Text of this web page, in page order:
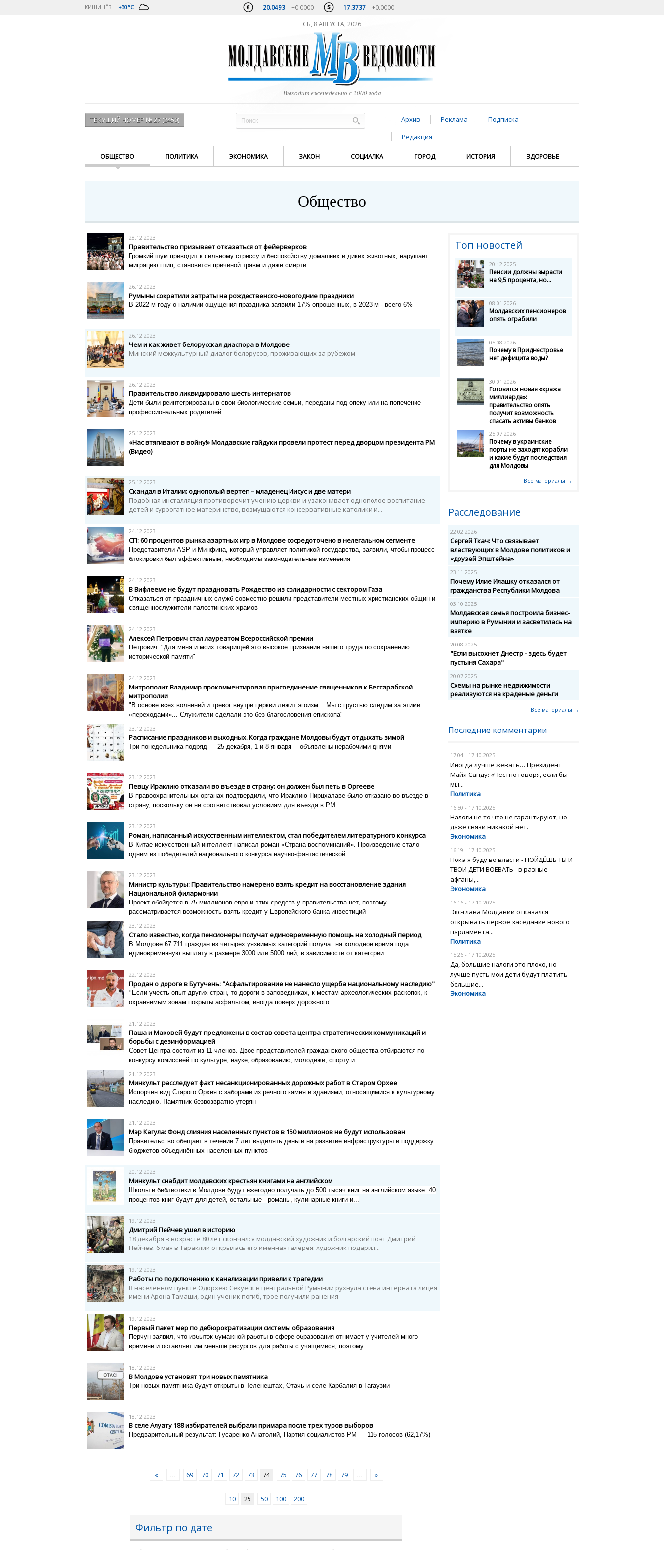
КИШИНЁВ +30°C 20.0493 +0.0000 17.3737 +0.0000
СБ, 8 АВГУСТА, 2026
Выходит еженедельно с 2000 года
ТЕКУЩИЙ НОМЕР № 27 (2450) Архив Реклама
Подписка
Редакция
ОБЩЕСТВО ПОЛИТИКА ЭКОНОМИКА ЗАКОН СОЦИАЛКА ГОРОД ИСТОРИЯ ЗДОРОВЬЕ
Общество
28.12.2023
Правительство призывает отказаться от фейерверков
Громкий шум приводит к сильному стрессу и беспокойству домашних и диких животных, нарушает
миграцию птиц, становится причиной травм и даже смерти
26.12.2023
Румыны сократили затраты на рождественско-новогодние праздники
В 2022-м году о наличии ощущения праздника заявили 17% опрошенных, в 2023-м - всего 6%
26.12.2023
Чем и как живет белорусская диаспора в Молдове
Минский межкультурный диалог белорусов, проживающих за рубежом
26.12.2023
Правительство ликвидировало шесть интернатов
Дети были реинтегрированы в свои биологические семьи, переданы под опеку или на попечение
профессиональных родителей
25.12.2023
«Нас втягивают в войну!» Молдавские гайдуки провели протест перед дворцом президента РМ
(Видео)
25.12.2023
Скандал в Италии: однополый вертеп – младенец Иисус и две матери
Подобная инсталляция противоречит учению церкви и узаконивает однополое воспитание
детей и суррогатное материнство, возмущаются консервативные католики и...
24.12.2023
СП: 60 процентов рынка азартных игр в Молдове сосредоточено в нелегальном сегменте
Представители ASP и Минфина, который управляет политикой государства, заявили, чтобы процесс
блокировки был эффективным, необходимы законодательные изменения
24.12.2023
В Вифлееме не будут праздновать Рождество из солидарности с сектором Газа
Отказаться от праздничных служб совместно решили представители местных христианских общин и
священнослужители палестинских храмов
24.12.2023
Алексей Петрович стал лауреатом Всероссийской премии
Петрович: "Для меня и моих товарищей это высокое признание нашего труда по сохранению
исторической памяти"
24.12.2023
Митрополит Владимир прокомментировал присоединение священников к Бессарабской
митрополии
"В основе всех волнений и тревог внутри церкви лежит эгоизм... Мы с грустью следим за этими
«переходами»... Служители сделали это без благословения епископа"
23.12.2023
Расписание праздников и выходных. Когда граждане Молдовы будут отдыхать зимой
Три понедельника подряд — 25 декабря, 1 и 8 января —объявлены нерабочими днями
23.12.2023
Певцу Ираклию отказали во въезде в страну: он должен был петь в Оргееве
В правоохранительных органах подтвердили, что Ираклию Пирцхалаве было отказано во въезде в
страну, поскольку он не соответствовал условиям для въезда в РМ
23.12.2023
Роман, написанный искусственным интеллектом, стал победителем литературного конкурса
В Китае искусственный интеллект написал роман «Страна воспоминаний». Произведение стало
одним из победителей национального конкурса научно-фантастической...
23.12.2023
Министр культуры: Правительство намерено взять кредит на восстановление здания
Национальной филармонии
Проект обойдется в 75 миллионов евро и этих средств у правительства нет, поэтому
рассматривается возможность взять кредит у Европейского банка инвестиций
23.12.2023
Стало известно, когда пенсионеры получат единовременную помощь на холодный период
В Молдове 67 711 граждан из четырех уязвимых категорий получат на холодное время года
единовременную выплату в размере 3000 или 5000 лей, в зависимости от категории
22.12.2023
Продан о дороге в Бутучень: "Асфальтирование не нанесло ущерба национальному наследию"
" Если учесть опыт других стран, то дороги в заповедниках, к местам археологических раскопок, к
охраняемым зонам покрыты асфальтом, иногда поверх дорожного...
21.12.2023
Паша и Маковей будут предложены в состав совета центра стратегических коммуникаций и
борьбы с дезинформацией
Совет Центра состоит из 11 членов. Двое представителей гражданского общества отбираются по
конкурсу комиссией по культуре, науке, образованию, молодежи, спорту и...
21.12.2023
Минкульт расследует факт несанкционированных дорожных работ в Старом Орхее
Испорчен вид Старого Орхея с заборами из речного камня и зданиями, относящимися к культурному
наследию. Памятник безвозвратно утерян
21.12.2023
Мэр Кагула: Фонд слияния населенных пунктов в 150 миллионов не будут использован
Правительство обещает в течение 7 лет выделять деньги на развитие инфраструктуры и поддержку
бюджетов объединённых населенных пунктов
20.12.2023
Минкульт снабдит молдавских крестьян книгами на английском
Школы и библиотеки в Молдове будут ежегодно получать до 500 тысяч книг на английском языке. 40
процентов книг будут для детей, остальные - романы, кулинарные книги и...
19.12.2023
Дмитрий Пейчев ушел в историю
18 декабря в возрасте 80 лет скончался молдавский художник и болгарский поэт Дмитрий
Пейчев. 6 мая в Тараклии открылась его именная галерея: художник подарил...
19.12.2023
Работы по подключению к канализации привели к трагедии
В населенном пункте Одорхею Секуеск в центральной Румынии рухнула стена интерната лицея
имени Арона Тамаши, один ученик погиб, трое получили ранения
19.12.2023
Первый пакет мер по дебюрократизации системы образования
Перчун заявил, что избыток бумажной работы в сфере образования отнимает у учителей много
времени и оставляет им меньше ресурсов для работы с учащимися, поэтому...
18.12.2023
В Молдове установят три новых памятника
Три новых памятника будут открыты в Теленештах, Отачь и селе Карбалия в Гагаузии
18.12.2023
В селе Алуату 188 избирателей выбрали примара после трех туров выборов
Предварительный результат: Гусаренко Анатолий, Партия социалистов РМ — 115 голосов (62,17%)
« … 69 70 71 72 73 74 75 76 77 78 79 … »
10 25 50 100 200
Фильтр по дате
Топ новостей
20.12.2025
Пенсии должны вырасти
на 9,5 процента, но...
08.01.2026
Молдавских пенсионеров
опять ограбили
05.08.2026
Почему в Приднестровье
нет дефицита воды?
30.01.2026
Готовится новая «кража
миллиарда»:
правительство опять
получит возможность
спасать активы банков
25.07.2026
Почему в украинские
порты не заходят корабли
и какие будут последствия
для Молдовы
Все материалы →
Расследование
22.02.2026
Сергей Ткач: Что связывает
властвующих в Молдове политиков и
«друзей Эпштейна»
23.11.2025
Почему Илие Илашку отказался от
гражданства Республики Молдова
03.10.2025
Молдавская семья построила бизнес-
империю в Румынии и засветилась на
взятке
20.08.2025
"Если высохнет Днестр - здесь будет
пустыня Сахара"
20.07.2025
Схемы на рынке недвижимости
реализуются на краденые деньги
Все материалы →
Последние комментарии
17:04 - 17.10.2025
Иногда лучше жевать… Президент
Майя Санду: «Честно говоря, если бы
мы...
Политика
16:50 - 17.10.2025
Налоги не то что не гарантируют, но
даже связи никакой нет.
Экономика
16:19 - 17.10.2025
Пока я буду во власти - ПОЙДЁШЬ ТЫ И
ТВОИ ДЕТИ ВОЕВАТЬ - в разные
афганы,...
Экономика
16:16 - 17.10.2025
Экс-глава Молдавии отказался
открывать первое заседание нового
парламента...
Политика
15:26 - 17.10.2025
Да, большие налоги это плохо, но
лучше пусть мои дети будут платить
большие...
Экономика